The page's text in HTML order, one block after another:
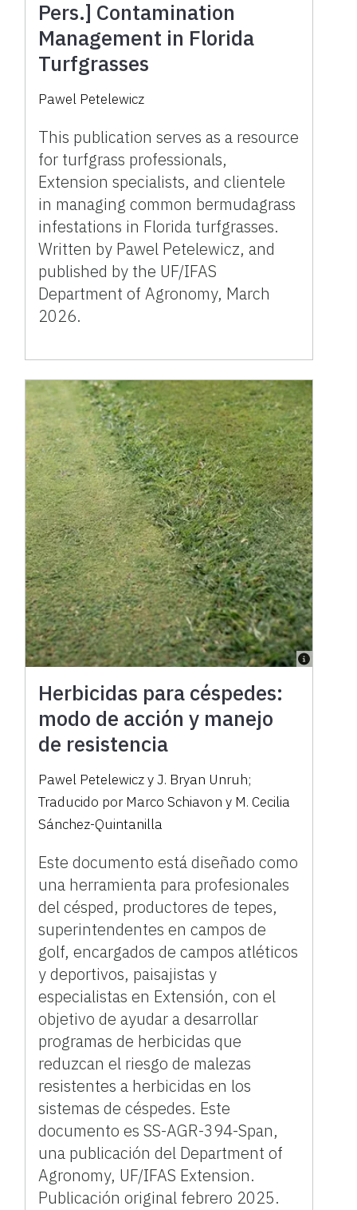
Pers.] Contamination
Management in Florida
Turfgrasses
Pawel Petelewicz
This publication serves as a resource
for turfgrass professionals,
Extension specialists, and clientele
in managing common bermudagrass
infestations in Florida turfgrasses.
Written by Pawel Petelewicz, and
published by the UF/IFAS
Department of Agronomy, March
2026.
Herbicidas para céspedes:
modo de acción y manejo
de resistencia
Pawel Petelewicz y J. Bryan Unruh;
Traducido por Marco Schiavon y M. Cecilia
Sánchez-Quintanilla
Este documento está diseñado como
una herramienta para profesionales
del césped, productores de tepes,
superintendentes en campos de
golf, encargados de campos atléticos
y deportivos, paisajistas y
especialistas en Extensión, con el
objetivo de ayudar a desarrollar
programas de herbicidas que
reduzcan el riesgo de malezas
resistentes a herbicidas en los
sistemas de céspedes. Este
documento es SS-AGR-394-Span,
una publicación del Department of
Agronomy, UF/IFAS Extension.
Publicación original febrero 2025.